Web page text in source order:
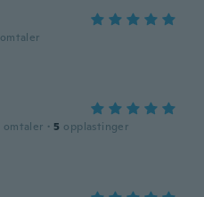
omtaler
omtaler · 5 opplastinger